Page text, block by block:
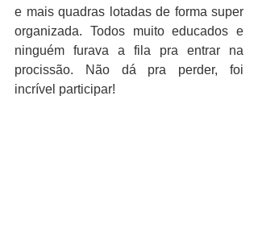
e mais quadras lotadas de forma super
organizada. Todos muito educados e
ninguém furava a fila pra entrar na
procissão. Não dá pra perder, foi
incrível participar!